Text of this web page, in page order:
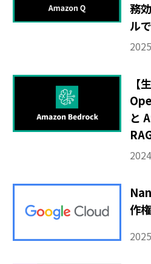
務
ル
【
と
作